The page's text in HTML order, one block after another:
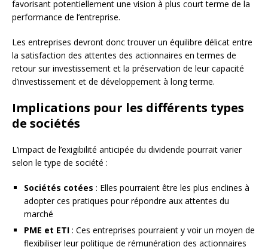
favorisant potentiellement une vision à plus court terme de la
performance de l’entreprise.
Les entreprises devront donc trouver un équilibre délicat entre
la satisfaction des attentes des actionnaires en termes de
retour sur investissement et la préservation de leur capacité
d’investissement et de développement à long terme.
Implications pour les différents types
de sociétés
L’impact de l’exigibilité anticipée du dividende pourrait varier
selon le type de société :
Sociétés cotées : Elles pourraient être les plus enclines à
adopter ces pratiques pour répondre aux attentes du
marché
PME et ETI : Ces entreprises pourraient y voir un moyen de
flexibiliser leur politique de rémunération des actionnaires